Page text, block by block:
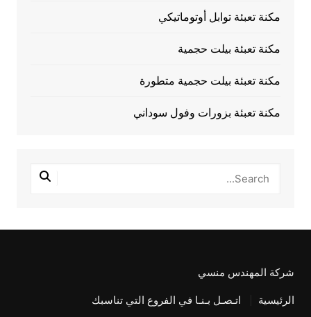
مكنة تعبئة توابل أوتوماتيكي
مكنة تعبئة بيلت حجمية
مكنة تعبئة بيلت حجمية متطورة
مكنة تعبئة بزورات وفول سوداني
شركة المهندس منسي
الرئيسية اتـصـل بـنـا في الفروع التي تناسبك